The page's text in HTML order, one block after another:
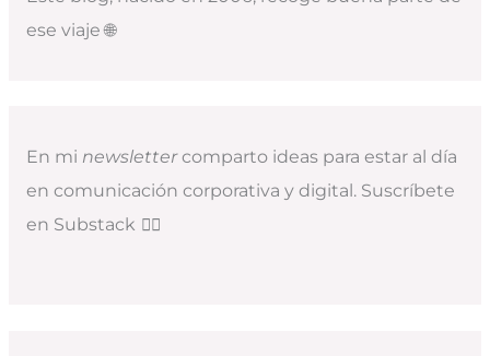
ese viaje 🌐
En mi newslettercomparto ideas para estar al día
en comunicación corporativa y digital. Suscríbete
en Substack 👇🏻